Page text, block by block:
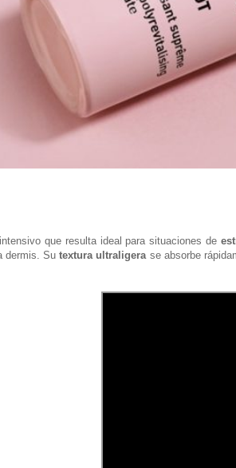
que resulta ideal para situaciones de
dermis. Sutextura ultraligera se absorbe